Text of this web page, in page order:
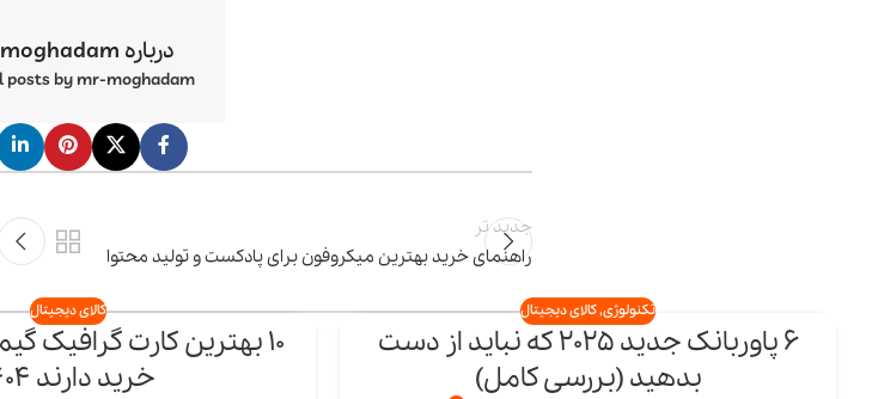
درباره mr-moghadam
posts by mr-moghadam
جدید تر
راهنمای خرید بهترین میکروفون برای پادکست و تولید محتوا
23
تکنولوژی,کالای دیجیتال
6 پاوربانک جدید 2025 که نباید از دست
بدهید (بررسی کامل)
17
کالای دیجیتال
10 بهترین کارت گرافیک‌
خرید دارند 1404